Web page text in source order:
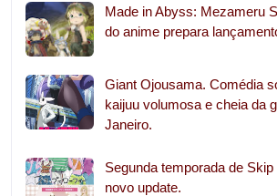
Made in Abyss: Mezameru
do anime prepara
Giant Ojousama. Comédia
kaijuu volumosa e cheia da
Janeiro.
Segunda temporada de
novo update.